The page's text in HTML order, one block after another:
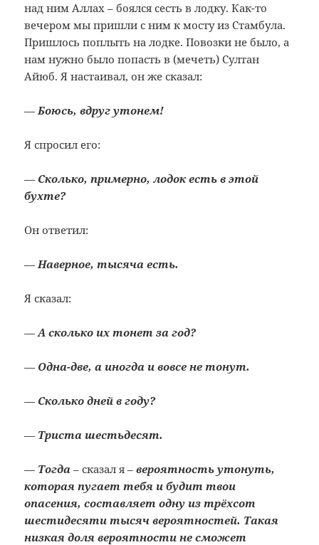
над ним Аллах – боялся сесть в лодку. Как-то
вечером мы пришли с ним к мосту из Стамбула.
Пришлось поплыть на лодке. Повозки не было, а
нам нужно было попасть в (мечеть) Султан
Айюб. Я настаивал, он же сказал:
—Боюсь, вдруг утонем!
Я спросил его:
— Сколько, примерно, лодок есть в этой
бухте?
Он ответил:
—Наверное, тысяча есть.
Я сказал:
—А сколько их тонет за год?
— Одна-две, а иногда и вовсе не тонут.
— Сколько дней в году?
— Триста шестьдесят.
— Тогда – сказал я –вероятность утонуть,
которая пугает тебя и будит твои
опасения, составляет одну из трёхсот
шестидесяти тысяч вероятностей. Такая
низкая доля вероятности не сможет